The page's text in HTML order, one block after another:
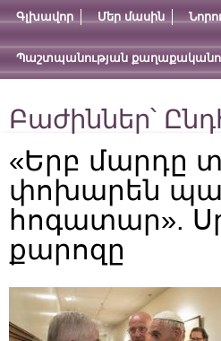
Գլխավոր Մեր մասին
Պաշտպանության
Բաժիններ՝
«Երբ մարդը
փոխարեն
հոգատար».
քարոզը